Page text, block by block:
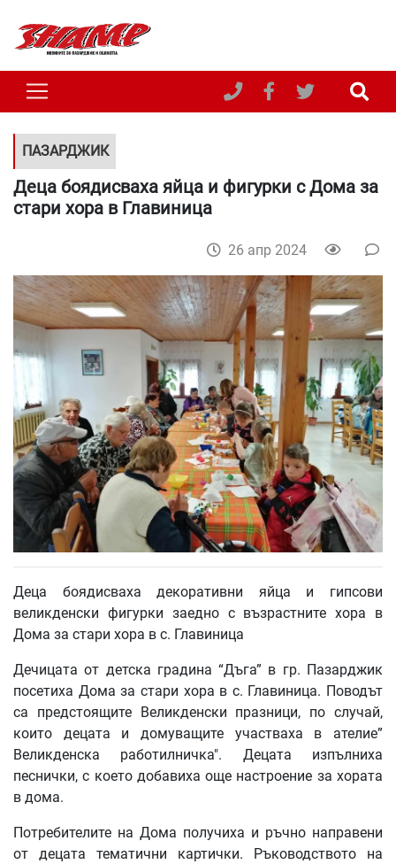
ПАЗАРДЖИК
Деца боядисваха яйца и фигурки с Дома за
стари хора в Главиница
26 апр 2024
Деца боядисваха декоративни яйца и гипсови
великденски фигурки заедно с възрастните хора в
Дома за стари хора в с. Главиница
Дечицата от детска градина “Дъга” в гр. Пазарджик
посетиха Дома за стари хора в с. Главиница. Поводът
са предстоящите Великденски празници, по случай,
които децата и домуващите участваха в ателие”
Великденска работилничка". Децата изпълниха
песнички, с което добавиха още настроение за хората
в дома.
Потребителите на Дома получиха и ръчно направени
от децата тематични картички. Ръководството на